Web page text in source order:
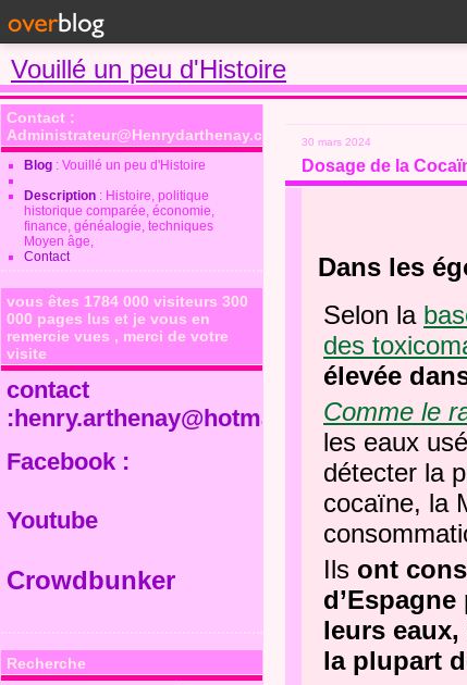
Vouillé un peu d'Histoire
Contact :
Administrateur@Henrydarthenay.com
Blog : Vouillé un peu d'Histoire
Description : Histoire, politique
historique comparée, économie,
finance, généalogie, techniques
Moyen âge,
Contact
vous êtes 1784 000 visiteurs 300
000 pages lus et je vous en
remercie vues , merci de votre
visite
contact
:henry.arthenay@hotmail.fr
Facebook :
Youtube
Crowdbunker
Recherche
30 mars 2024
Dosage de la
Dans les
Selon la
des
élevée
Comme le
les eaux
détecter la
cocaïne, la
Ils ont
leurs
la plupart